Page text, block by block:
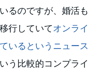
るのですが、婚活も
行していてオンライ
いるというニュース
う比較的コンプライ